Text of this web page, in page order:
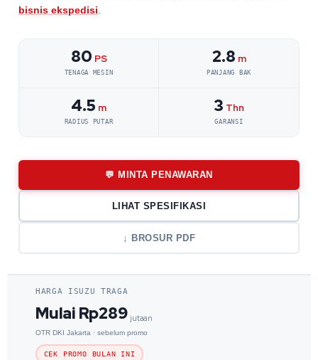
bisnis ekspedisi
80 PS
TENAGA MESIN
2.8 m
PANJANG BAK
4.5 m
RADIUS PUTAR
3 Thn
GARANSI
💬 MINTA PENAWARAN
LIHAT SPESIFIKASI
↓ BROSUR PDF
HARGA ISUZU TRAGA
Mulai Rp289jutaan
OTR DKI Jakarta · sebelum promo
CEK PROMO BULAN INI